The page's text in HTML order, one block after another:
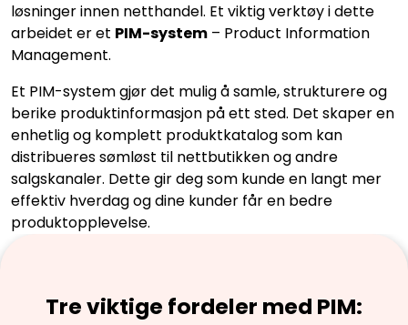
løsninger innen netthandel. Et viktig verktøy i dette
arbeidet er et PIM-system – Product Information
Management.
Et PIM-system gjør det mulig å samle, strukturere og
berike produktinformasjon på ett sted. Det skaper en
enhetlig og komplett produktkatalog som kan
distribueres sømløst til nettbutikken og andre
salgskanaler. Dette gir deg som kunde en langt mer
effektiv hverdag og dine kunder får en bedre
produktopplevelse.
Tre viktige fordeler med PIM: